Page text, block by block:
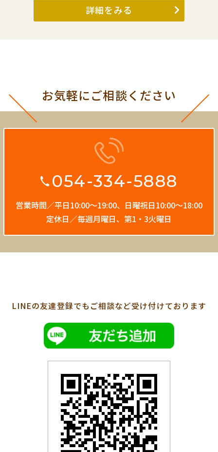
詳細をみる
お気軽にご相談ください
054-334-5888
営業時間／平日10:00〜19:00、 日曜祝日10:00〜18:00
定休日／毎週月曜日、第1・3火曜日
LINEの友達登録でも ご相談など受け付けております